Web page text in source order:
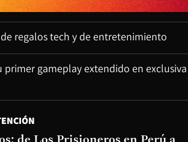
regalos tech y de entretenimiento
primer gameplay extendido en exclusiva